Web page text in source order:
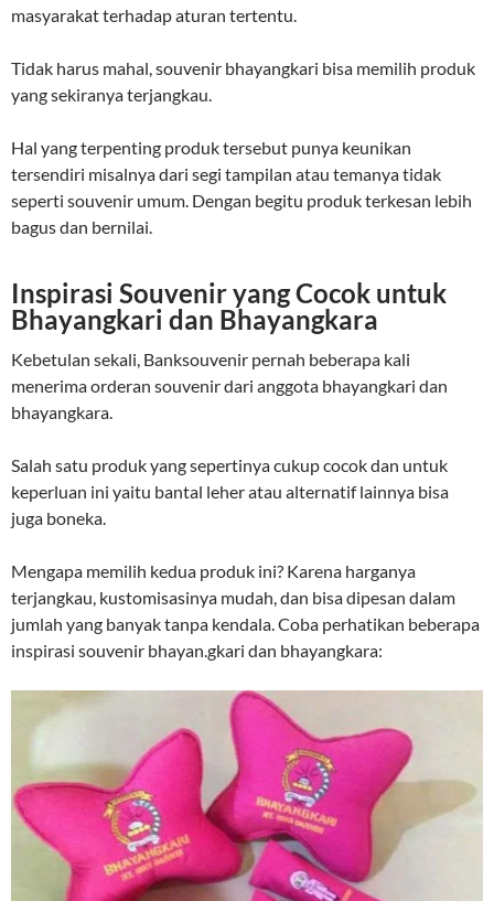
masyarakat terhadap aturan tertentu.
Tidak harus mahal, souvenir bhayangkari bisa memilih produk
yang sekiranya terjangkau.
Hal yang terpenting produk tersebut punya keunikan
tersendiri misalnya dari segi tampilan atau temanya tidak
seperti souvenir umum. Dengan begitu produk terkesan lebih
bagus dan bernilai.
Inspirasi Souvenir yang Cocok untuk
Bhayangkari dan Bhayangkara
Kebetulan sekali, Banksouvenir pernah beberapa kali
menerima orderan souvenir dari anggota bhayangkari dan
bhayangkara.
Salah satu produk yang sepertinya cukup cocok dan untuk
keperluan ini yaitu bantal leher atau alternatif lainnya bisa
juga boneka.
Mengapa memilih kedua produk ini? Karena harganya
terjangkau, kustomisasinya mudah, dan bisa dipesan dalam
jumlah yang banyak tanpa kendala. Coba perhatikan beberapa
inspirasi souvenir bhayan.gkari dan bhayangkara: